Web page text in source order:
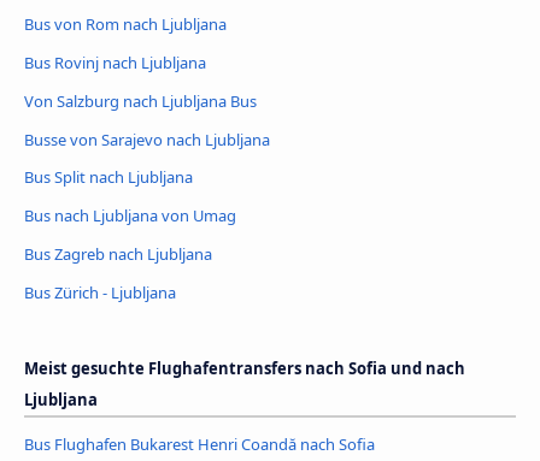
Bus von Rom nach Ljubljana
Bus Rovinj nach Ljubljana
Von Salzburg nach Ljubljana Bus
Busse von Sarajevo nach Ljubljana
Bus Split nach Ljubljana
Bus nach Ljubljana von Umag
Bus Zagreb nach Ljubljana
Bus Zürich - Ljubljana
Meist gesuchte Flughafentransfers nach Sofia und nach
Ljubljana
Bus Flughafen Bukarest Henri Coandă nach Sofia